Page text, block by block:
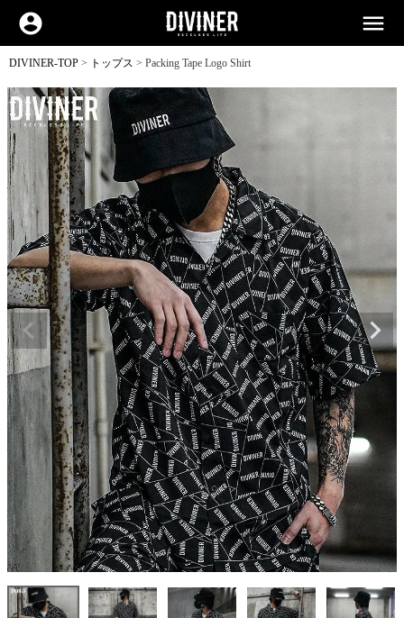
account_circle menu
DIVINER-TOP トップス Packing Tape Logo Shirt